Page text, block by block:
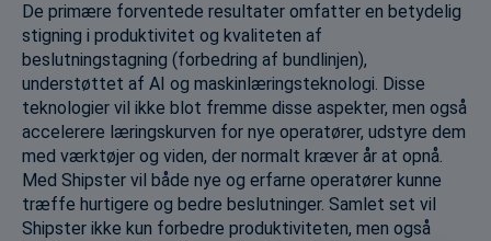
De primære forventede resultater omfatter en betydelig
stigning i produktivitet og kvaliteten af
beslutningstagning (forbedring af bundlinjen),
understøttet af AI og maskinlæringsteknologi. Disse
teknologier vil ikke blot fremme disse aspekter, men også
accelerere læringskurven for nye operatører, udstyre dem
med værktøjer og viden, der normalt kræver år at opnå.
Med Shipster vil både nye og erfarne operatører kunne
træffe hurtigere og bedre beslutninger. Samlet set vil
Shipster ikke kun forbedre produktiviteten, men også